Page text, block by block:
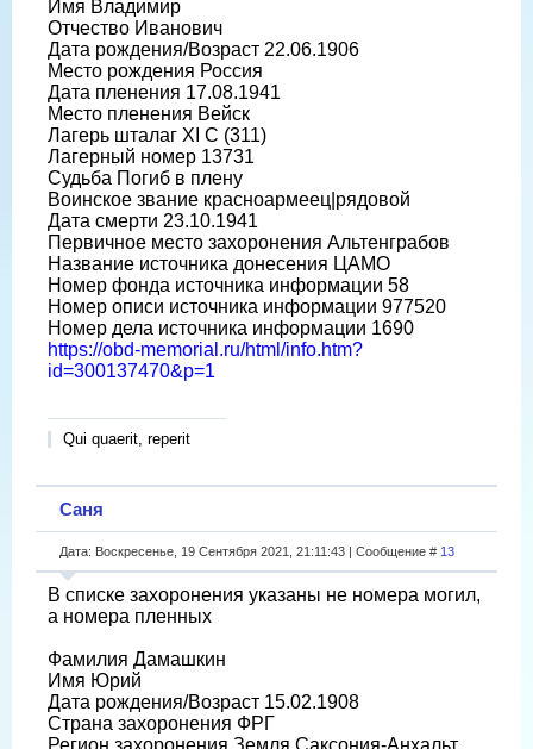
Имя Владимир
Отчество Иванович
Дата рождения/Возраст 22.06.1906
Место рождения Россия
Дата пленения 17.08.1941
Место пленения Вейск
Лагерь шталаг XI C (311)
Лагерный номер 13731
Судьба Погиб в плену
Воинское звание красноармеец|рядовой
Дата смерти 23.10.1941
Первичное место захоронения Альтенграбов
Название источника донесения ЦАМО
Номер фонда источника информации 58
Номер описи источника информации 977520
Номер дела источника информации 1690
https://obd-memorial.ru/html/info.htm?
id=300137470&p=1
Qui quaerit, reperit
Саня
Дата: Воскресенье, 19 Сентября 2021, 21:11:43 | Сообщение # 13
В списке захоронения указаны не номера могил,
а номера пленных
Фамилия Дамашкин
Имя Юрий
Дата рождения/Возраст 15.02.1908
Страна захоронения ФРГ
Регион захоронения Земля Саксония-Анхальт